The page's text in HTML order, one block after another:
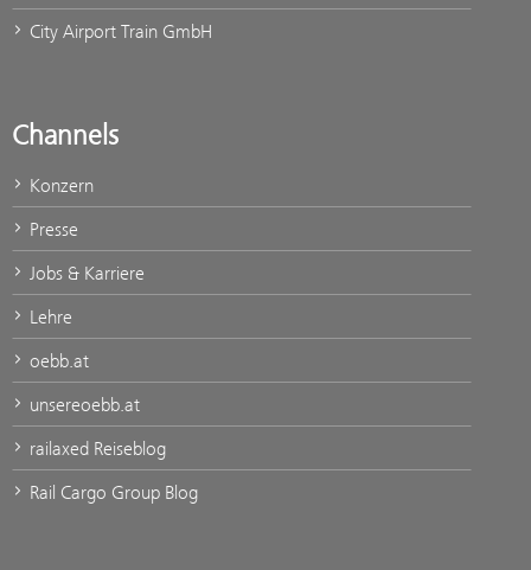
City Airport Train GmbH
Channels
Konzern
Presse
Jobs & Karriere
Lehre
oebb.at
unsereoebb.at
railaxed Reiseblog
Rail Cargo Group Blog